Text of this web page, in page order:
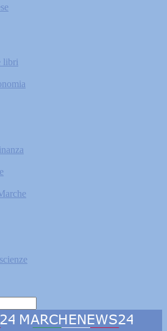
libri